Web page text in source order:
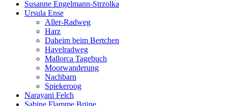
Susanne Engelmann-Strzolka
Ursula Ense
Aller-Radweg
Harz
Daheim beim Bertchen
Havelradweg
Mallorca Tagebuch
Moorwanderung
Nachbarn
Spiekeroog
Narayani Felch